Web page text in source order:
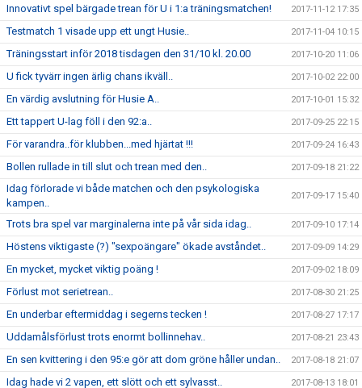
Innovativt spel bärgade trean för U i 1:a träningsmatchen! 2017-11-12 17:35
Testmatch 1 visade upp ett ungt Husie.. 2017-11-04 10:15
Träningsstart inför 2018 tisdagen den 31/10 kl. 20.00 2017-10-20 11:06
U fick tyvärr ingen ärlig chans ikväll.. 2017-10-02 22:00
En värdig avslutning för Husie A.. 2017-10-01 15:32
Ett tappert U-lag föll i den 92:a.. 2017-09-25 22:15
För varandra..för klubben...med hjärtat !!! 2017-09-24 16:43
Bollen rullade in till slut och trean med den.. 2017-09-18 21:22
Idag förlorade vi både matchen och den psykologiska
kampen..
2017-09-17 15:40
Trots bra spel var marginalerna inte på vår sida idag.. 2017-09-10 17:14
Höstens viktigaste (?) "sexpoängare" ökade avståndet.. 2017-09-09 14:29
En mycket, mycket viktig poäng ! 2017-09-02 18:09
Förlust mot serietrean.. 2017-08-30 21:25
En underbar eftermiddag i segerns tecken ! 2017-08-27 17:17
Uddamålsförlust trots enormt bollinnehav.. 2017-08-21 23:43
En sen kvittering i den 95:e gör att dom gröne håller undan.. 2017-08-18 21:07
Idag hade vi 2 vapen, ett slött och ett sylvasst.. 2017-08-13 18:01